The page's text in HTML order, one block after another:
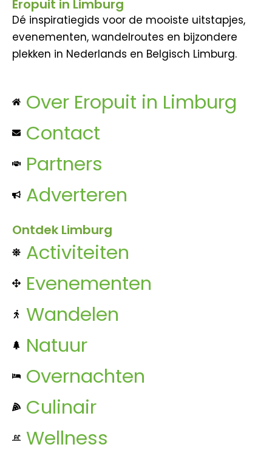
Eropuit in Limburg
Dé inspiratiegids voor de mooiste uitstapjes,
evenementen, wandelroutes en bijzondere
plekken in Nederlands en Belgisch Limburg.
Over Eropuit in Limburg
Contact
Partners
Adverteren
Ontdek Limburg
Activiteiten
Evenementen
Wandelen
Natuur
Overnachten
Culinair
Wellness